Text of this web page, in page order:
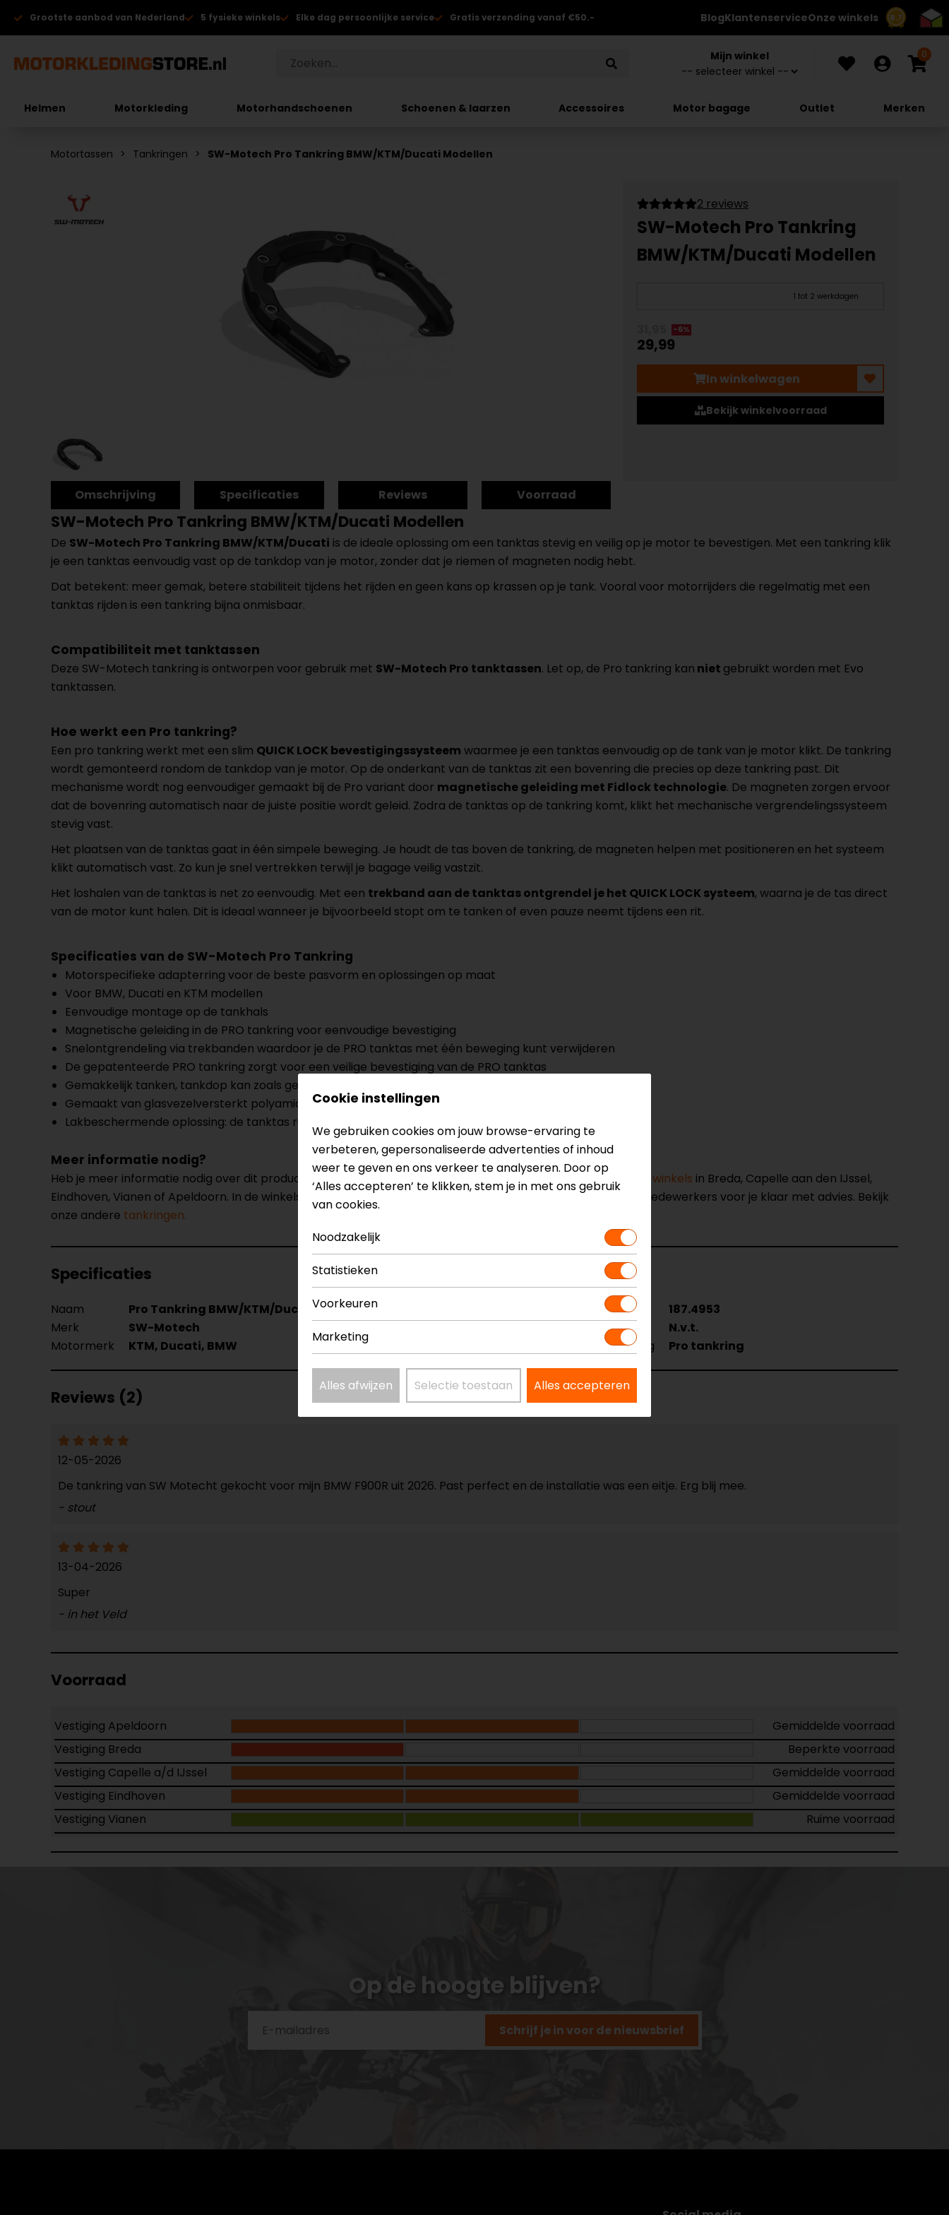
8.7
Grootste aanbod van Nederland 5 fysieke winkels Elke dag persoonlijke service Gratis verzending vanaf €50.- BlogKlantenserviceOnze winkels
Mijn winkel 0
Helmen Motorkleding Motorhandschoenen Schoenen & laarzen Accessoires Motor bagage Outlet Merken
Motortassen Tankringen SW-Motech Pro Tankring BMW/KTM/Ducati Modellen
2 reviews
SW-Motech Pro Tankring
BMW/KTM/Ducati Modellen
1 tot 2 werkdagen
-6%
29,99
In winkelwagen
Bekijk winkelvoorraad
Omschrijving Specificaties Reviews Voorraad
SW-Motech Pro Tankring BMW/KTM/Ducati Modellen
De SW-Motech Pro Tankring BMW/KTM/Ducati is de ideale oplossing om een tanktas stevig en veilig op je motor te bevestigen. Met een tankring klik
je een tanktas eenvoudig vast op de tankdop van je motor, zonder dat je riemen of magneten nodig hebt.
Dat betekent: meer gemak, betere stabiliteit tijdens het rijden en geen kans op krassen op je tank. Vooral voor motorrijders die regelmatig met een
tanktas rijden is een tankring bijna onmisbaar.
Compatibiliteit met tanktassen
Deze SW-Motech tankring is ontworpen voor gebruik met SW-Motech Pro tanktassen. Let op, de Pro tankring kan niet gebruikt worden met Evo
tanktassen.
Hoe werkt een Pro tankring?
Een pro tankring werkt met een slim QUICK LOCK bevestigingssysteem waarmee je een tanktas eenvoudig op de tank van je motor klikt. De tankring
wordt gemonteerd rondom de tankdop van je motor. Op de onderkant van de tanktas zit een bovenring die precies op deze tankring past. Dit
mechanisme wordt nog eenvoudiger gemaakt bij de Pro variant door magnetische geleiding met Fidlock technologie. De magneten zorgen ervoor
dat de bovenring automatisch naar de juiste positie wordt geleid. Zodra de tanktas op de tankring komt, klikt het mechanische vergrendelingssysteem
stevig vast.
Het plaatsen van de tanktas gaat in één simpele beweging. Je houdt de tas boven de tankring, de magneten helpen met positioneren en het systeem
klikt automatisch vast. Zo kun je snel vertrekken terwijl je bagage veilig vastzit.
Het loshalen van de tanktas is net zo eenvoudig. Met een trekband aan de tanktas ontgrendel je het QUICK LOCK systeem, waarna je de tas direct
van de motor kunt halen. Dit is ideaal wanneer je bijvoorbeeld stopt om te tanken of even pauze neemt tijdens een rit.
Specificaties van de SW-Motech Pro Tankring
Motorspecifieke adapterring voor de beste pasvorm en oplossingen op maat
Voor BMW, Ducati en KTM modellen
Eenvoudige montage op de tankhals
Magnetische geleiding in de PRO tankring voor eenvoudige bevestiging
Snelontgrendeling via trekbanden waardoor je de PRO tanktas met één beweging kunt verwijderen
De gepatenteerde PRO tankring zorgt voor een veilige bevestiging van de PRO tanktas
Gemakkelijk tanken, tankdop kan zoals gebruikelijk worden geopend
Gemaakt van glasvezelversterkt polyamide
Lakbeschermende oplossing: de tanktas rust niet op de tank
Meer informatie nodig?
Heb je meer informatie nodig over dit product? Neem dan contact met ons op of kom langs in één van onze winkels in Breda, Capelle aan den IJssel,
Eindhoven, Vianen of Apeldoorn. In de winkels kun je het product bekijken & passen en staan onze verkoopmedewerkers voor je klaar met advies. Bekijk
onze andere tankringen.
Specificaties
Naam Pro Tankring BMW/KTM/Ducati Modellen
187.4953
Merk
SW-Motech
N.v.t.
Motormerk
KTM, Ducati, BMW Tanktas bevestiging Pro tankring
Reviews (2)
12-05-2026
De tankring van SW Motecht gekocht voor mijn BMW F900R uit 2026. Past perfect en de installatie was een eitje. Erg blij mee.
- stout
13-04-2026
Super
- in het Veld
Voorraad
Vestiging Apeldoorn
Gemiddelde voorraad
Vestiging Breda
Beperkte voorraad
Vestiging Capelle a/d IJssel
Gemiddelde voorraad
Vestiging Eindhoven
Gemiddelde voorraad
Vestiging Vianen
Ruime voorraad
Op de hoogte blijven?
Schrijf je in voor de nieuwsbrief
Cookie instellingen
We gebruiken cookies om jouw browse-ervaring te
verbeteren, gepersonaliseerde advertenties of inhoud
weer te geven en ons verkeer te analyseren. Door op
‘Alles accepteren’ te klikken, stem je in met ons gebruik
van cookies.
Noodzakelijk
Statistieken
Voorkeuren
Marketing
Alles afwijzen Selectie toestaan Alles accepteren